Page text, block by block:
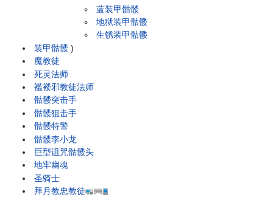
装甲骷髅
蓝装甲骷髅
地狱装甲骷髅
生锈装甲骷髅
)
魔教徒
死灵法师
褴褛邪教徒法师
骷髅突击手
骷髅狙击手
骷髅特警
骷髅李小龙
巨型诅咒骷髅头
地牢幽魂
圣骑士
拜月教忠教徒